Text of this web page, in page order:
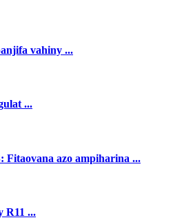
vahiny ...
...
azo ampiharina ...
R11 ...